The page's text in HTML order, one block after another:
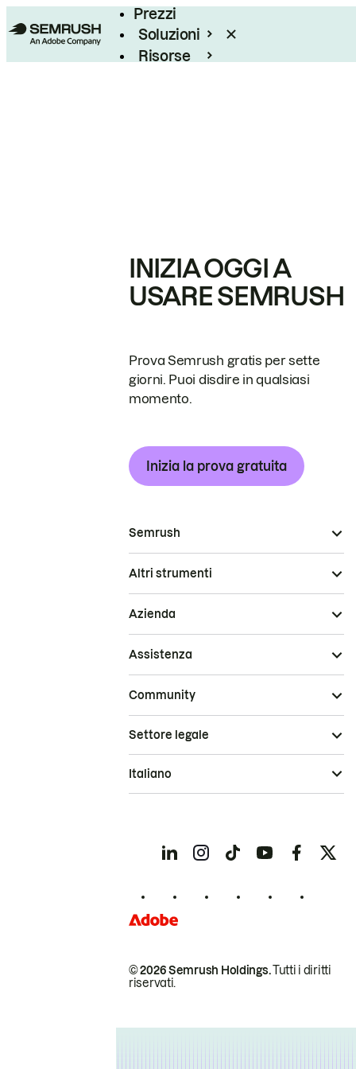
Prezzi
Soluzioni
Risorse
INIZIA OGGI A
USARE SEMRUSH
Prova Semrush gratis per sette
giorni. Puoi disdire in qualsiasi
momento.
Inizia la prova gratuita
Semrush
Altri strumenti
Azienda
Assistenza
Community
© 2026 Semrush Holdings.Tutti i diritti
riservati.
Settore legale
Italiano